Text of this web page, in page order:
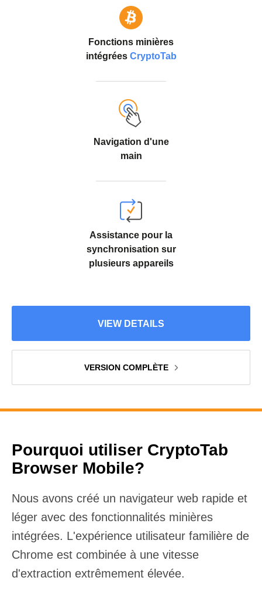
Fonctions minières
intégrées CryptoTab
Navigation d'une
main
Assistance pour la
synchronisation sur
plusieurs appareils
VIEW DETAILS
VERSION COMPLÈTE
Pourquoi utiliser CryptoTab
Browser Mobile?
Nous avons créé un navigateur web rapide et
léger avec des fonctionnalités minières
intégrées. L'expérience utilisateur familière de
Chrome est combinée à une vitesse
d'extraction extrêmement élevée.